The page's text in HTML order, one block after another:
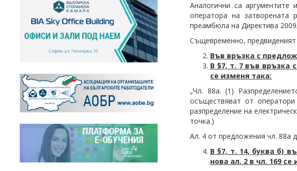
Аналогични са
оператора на затворената
преамбюла на Директива
Същевременно,
Във връзка с
В §7, т. 7 във връзка
се изменя така:
„Чл. 88а. (1)
осъществяват от
разпределение на
точка.)
Ал. 4 от предложения чл. 88а
В §7, т. 14, буква б)
нова ал. 2 в чл. 169 се